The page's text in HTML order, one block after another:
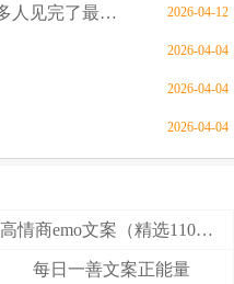
后来才发现，原来我们已经和很多人见完了最后一面 2026-04-12
2026-04-04
2026-04-04
2026-04-04
高情商emo文案（精选110句）
每日一善文案正能量